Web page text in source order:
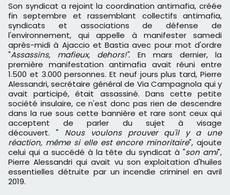
Son syndicat a rejoint la coordination antimafia, créée
fin septembre et rassemblant collectifs antimafia,
syndicats et associations de défense de
l'environnement, qui appelle à manifester samedi
après-midi à Ajaccio et Bastia avec pour mot d'ordre
"Assassins, mafieux, dehors!". En mars dernier, la
première manifestation antimafia avait réuni entre
1.500 et 3.000 personnes. Et neuf jours plus tard, Pierre
Alessandri, secrétaire général de Via Campagnola qui y
avait participé, était assassiné. Dans cette petite
société insulaire, ce n'est donc pas rien de descendre
dans la rue sous cette bannière et rare sont ceux qui
acceptent de parler du sujet à visage
découvert. " Nous voulons prouver qu'il y a une
réaction, même si elle est encore minoritaire", ajoute
celui qui a succédé à la tête du syndicat à "son ami",
Pierre Alessandri qui avait vu son exploitation d'huiles
essentielles détruite par un incendie criminel en avril
2019.